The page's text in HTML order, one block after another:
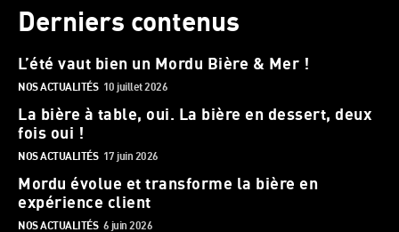
Derniers contenus
L’été vaut bien un Mordu Bière & Mer !
NOS ACTUALITÉS 10 juillet 2026
La bière à table, oui. La bière en dessert, deux
fois oui !
NOS ACTUALITÉS 17 juin 2026
Mordu évolue et transforme la bière en
expérience client
NOS ACTUALITÉS 6 juin 2026